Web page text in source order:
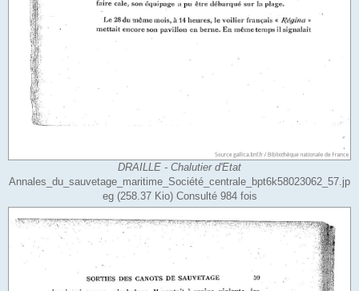
DRAILLE - Chalutier d'Etat
Annales_du_sauvetage_maritime_Société_centrale_bpt6k58023062_57.jp
eg (258.37 Kio) Consulté 984 fois